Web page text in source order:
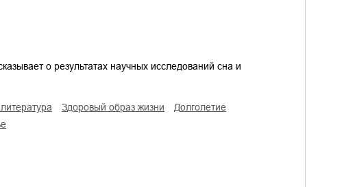
о результатах научных исследований сна и
здоровый образ жизни
долголетие